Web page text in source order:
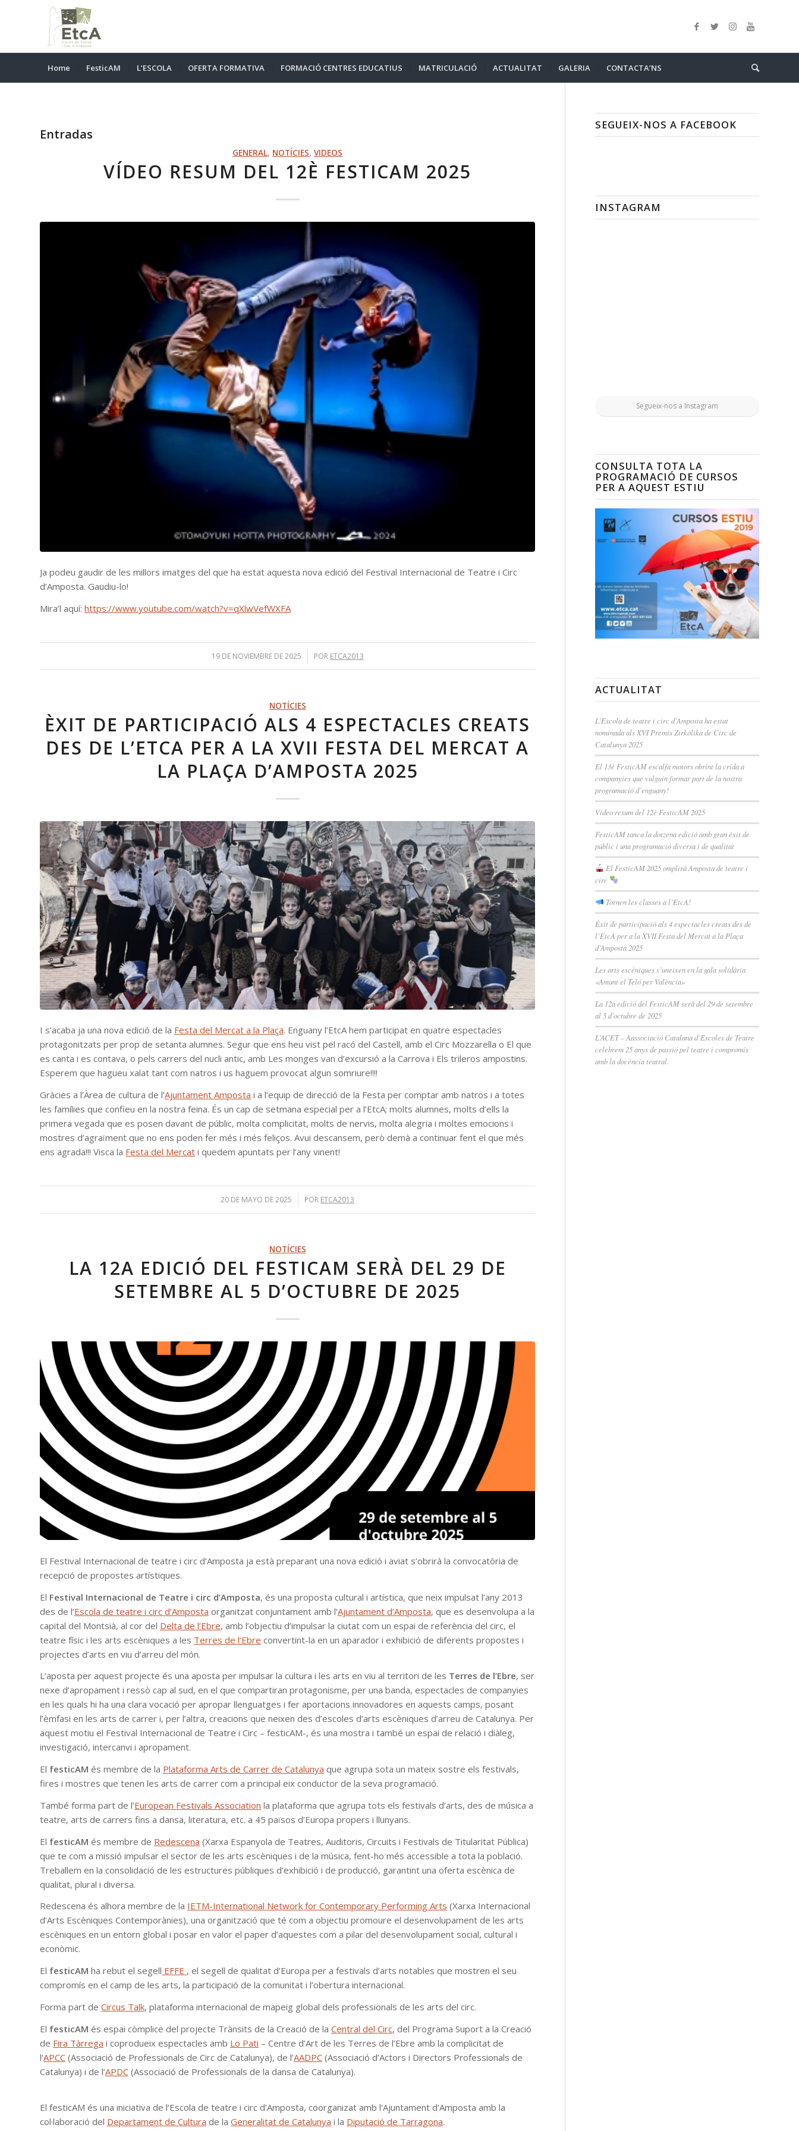
Home FesticAM L’ESCOLA OFERTA FORMATIVA FORMACIÓ CENTRES EDUCATIUS MATRICULACIÓ ACTUALITAT GALERIA CONTACTA’NS
Entradas
GENERAL, NOTÍCIES,VIDEOS
VÍDEO RESUM DEL 12È FESTICAM 2025
Ja podeu gaudir de les millors imatges del que ha estat aquesta nova edició del Festival Internacional de Teatre i Circ
d’Amposta. Gaudiu-lo!
Mira’l aquí: https://www.youtube.com/watch?v=qXlwVefWXFA
19 DE NOVIEMBRE DE 2025
/ POR ETCA2013
NOTÍCIES
ÈXIT DE PARTICIPACIÓ ALS 4 ESPECTACLES CREATS
DES DE L’ETCA PER A LA XVII FESTA DEL MERCAT A
LA PLAÇA D’AMPOSTA 2025
I s’acaba ja una nova edició de la Festa del Mercat a la Plaça. Enguany l’EtcA hem participat en quatre espectacles
protagonitzats per prop de setanta alumnes. Segur que ens heu vist pel racó del Castell, amb el Circ Mozzarella o El que
es canta i es contava, o pels carrers del nucli antic, amb Les monges van d’excursió a la Carrova i Els trileros ampostins.
Esperem que hagueu xalat tant com natros i us haguem provocat algun somriure!!!!
Gràcies a l’Àrea de cultura de l’Ajuntament Amposta i a l’equip de direcció de la Festa per comptar amb natros i a totes
les famílies que confieu en la nostra feina. És un cap de setmana especial per a l’EtcA; molts alumnes, molts d’ells la
primera vegada que es posen davant de públic, molta complicitat, molts de nervis, molta alegria i moltes emocions i
mostres d’agraïment que no ens poden fer més i més feliços. Avui descansem, però demà a continuar fent el que més
ens agrada!!! Visca la Festa del Mercat i quedem apuntats per l’any vinent!
20 DE MAYO DE 2025
/ POR ETCA2013
NOTÍCIES
LA 12A EDICIÓ DEL FESTICAM SERÀ DEL 29 DE
SETEMBRE AL 5 D’OCTUBRE DE 2025
El Festival Internacional de teatre i circ d’Amposta ja està preparant una nova edició i aviat s’obrirà la convocatòria de
recepció de propostes artístiques.
El Festival Internacional de Teatre i circ d’Amposta, és una proposta cultural i artística, que neix impulsat l’any 2013
des de l’Escola de teatre i circ d’Amposta organitzat conjuntament amb l’Ajuntament d’Amposta, que es desenvolupa a la
capital del Montsià, al cor del Delta de l’Ebre, amb l’objectiu d’impulsar la ciutat com un espai de referència del circ, el
teatre físic i les arts escèniques a les Terres de l’Ebre convertint-la en un aparador i exhibició de diferents propostes i
projectes d’arts en viu d’arreu del món.
L’aposta per aquest projecte és una aposta per impulsar la cultura i les arts en viu al territori de les Terres de l’Ebre, ser
nexe d’apropament i ressò cap al sud, en el que compartiran protagonisme, per una banda, espectacles de companyies
en les quals hi ha una clara vocació per apropar llenguatges i fer aportacions innovadores en aquests camps, posant
l’èmfasi en les arts de carrer i, per l’altra, creacions que neixen des d’escoles d’arts escèniques d’arreu de Catalunya. Per
aquest motiu el Festival Internacional de Teatre i Circ – festicAM-, és una mostra i també un espai de relació i diàleg,
investigació, intercanvi i apropament.
El festicAM és membre de la Plataforma Arts de Carrer de Catalunya que agrupa sota un mateix sostre els festivals,
fires i mostres que tenen les arts de carrer com a principal eix conductor de la seva programació.
També forma part de l’European Festivals Association la plataforma que agrupa tots els festivals d’arts, des de música a
teatre, arts de carrers fins a dansa, literatura, etc. a 45 països d’Europa propers i llunyans.
El festicAM és membre de Redescena (Xarxa Espanyola de Teatres, Auditoris, Circuits i Festivals de Titularitat Pública)
que te com a missió impulsar el sector de les arts escèniques i de la música, fent-ho més accessible a tota la població.
Treballem en la consolidació de les estructures públiques d’exhibició i de producció, garantint una oferta escènica de
qualitat, plural i diversa.
Redescena és alhora membre de la IETM-International Network for Contemporary Performing Arts (Xarxa Internacional
d’Arts Escèniques Contemporànies), una organització que té com a objectiu promoure el desenvolupament de les arts
escèniques en un entorn global i posar en valor el paper d’aquestes com a pilar del desenvolupament social, cultural i
econòmic.
El festicAM ha rebut el segell EFFE , el segell de qualitat d’Europa per a festivals d’arts notables que mostren el seu
compromís en el camp de les arts, la participació de la comunitat i l’obertura internacional.
Forma part de Circus Talk, plataforma internacional de mapeig global dels professionals de les arts del circ.
El festicAM és espai còmplice del projecte Trànsits de la Creació de la Central del Circ, del Programa Suport a la Creació
de Fira Tàrrega i coprodueix espectacles amb Lo Pati – Centre d’Art de les Terres de l’Ebre amb la complicitat de
l’APCC (Associació de Professionals de Circ de Catalunya), de l’AADPC (Associació d’Actors i Directors Professionals de
Catalunya) i de l’APDC (Associació de Professionals de la dansa de Catalunya).
El festicAM és una iniciativa de l’Escola de teatre i circ d’Amposta, coorganizat amb l’Ajuntament d’Amposta amb la
col·laboració del Departament de Cultura de la Generalitat de Catalunya i la Diputació de Tarragona.
SEGUEIX-NOS A FACEBOOK
INSTAGRAM
Segueix-nos a Instagram
CONSULTA TOTA LA
PROGRAMACIÓ DE CURSOS
PER A AQUEST ESTIU
ACTUALITAT
L’Escola de teatre i circ d’Amposta ha estat
nominada als XVI Premis Zirkòlika de Circ de
Catalunya 2025
El 13è FesticAM escalfa motors obrint la crida a
companyies que vulguin formar part de la nostra
programació d’enguany!
Vídeo resum del 12è FesticAM 2025
FesticAM tanca la dotzena edició amb gran èxit de
públic i una programació diversa i de qualitat
El FesticAM 2025 omplirà Amposta de teatre i
circ
Tornen les classes a l’EtcA!
Èxit de participació als 4 espectacles creats des de
l’EtcA per a la XVII Festa del Mercat a la Plaça
d’Amposta 2025
Les arts escèniques s’uneixen en la gala solidària
«Amunt el Teló per València»
La 12a edició del FesticAM serà del 29 de setembre
al 5 d’octubre de 2025
L’ACET – Aassociació Catalana d’Escoles de Teatre
celebrem 25 anys de passió pel teatre i compromís
amb la docència teatral.